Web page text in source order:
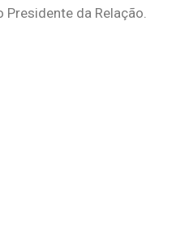
da Relação.